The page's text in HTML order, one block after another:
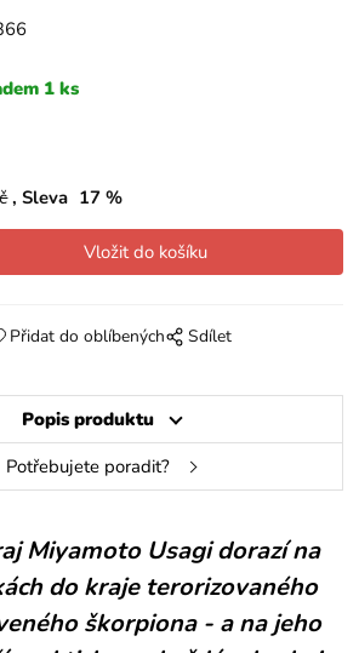
1 ks
Sleva 17 %
Přidat do oblíbených Sdílet
Popis produktu
Potřebujete poradit?
Miyamoto Usagi dorazí na
do kraje terorizovaného
škorpiona - a na jeho